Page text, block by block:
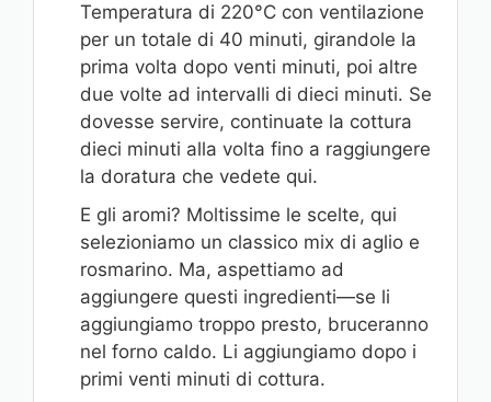
Temperatura di 220°C con ventilazione
per un totale di 40 minuti, girandole la
prima volta dopo venti minuti, poi altre
due volte ad intervalli di dieci minuti. Se
dovesse servire, continuate la cottura
dieci minuti alla volta fino a raggiungere
la doratura che vedete qui.
E gli aromi? Moltissime le scelte, qui
selezioniamo un classico mix di aglio e
rosmarino. Ma, aspettiamo ad
aggiungere questi ingredienti—se li
aggiungiamo troppo presto, bruceranno
nel forno caldo. Li aggiungiamo dopo i
primi venti minuti di cottura.